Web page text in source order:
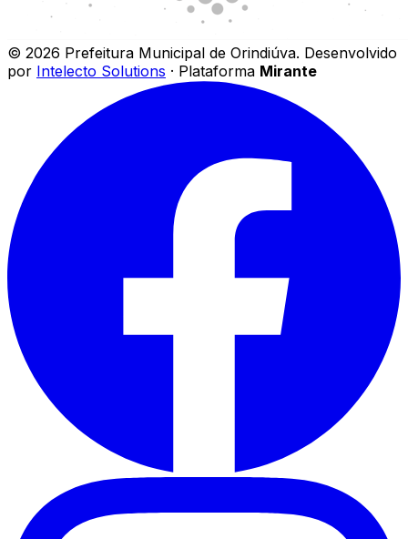
© 2026 Prefeitura Municipal de Orindiúva. Desenvolvido
por Intelecto Solutions · Plataforma Mirante